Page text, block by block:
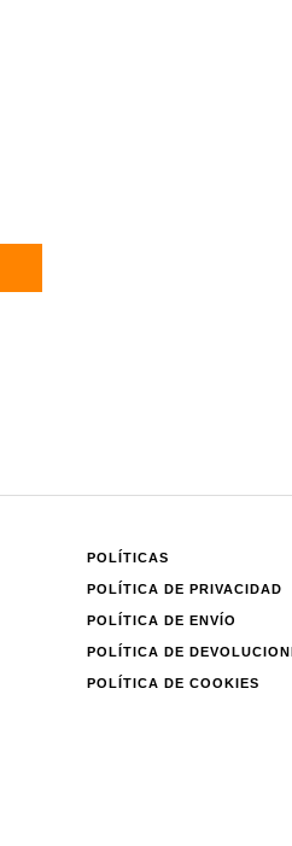
POLÍTICAS
POLÍTICA DE PRIVACIDAD
POLÍTICA DE ENVÍO
POLÍTICA DE
POLÍTICA DE COOKIES